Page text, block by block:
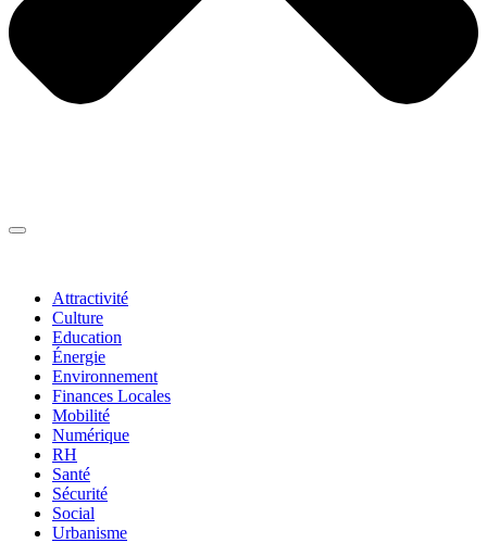
Attractivité
Culture
Education
Énergie
Environnement
Finances Locales
Mobilité
Numérique
RH
Santé
Sécurité
Social
Urbanisme